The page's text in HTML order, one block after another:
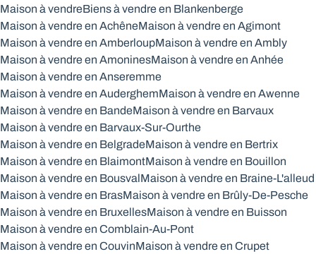
Maison à vendreBiens à vendre en Blankenberge
Maison à vendre en AchêneMaison à vendre en Agimont
Maison à vendre en AmberloupMaison à vendre en Ambly
Maison à vendre en AmoninesMaison à vendre en Anhée
Maison à vendre en Anseremme
Maison à vendre en AuderghemMaison à vendre en Awenne
Maison à vendre en BandeMaison à vendre en Barvaux
Maison à vendre en Barvaux-Sur-Ourthe
Maison à vendre en BelgradeMaison à vendre en Bertrix
Maison à vendre en BlaimontMaison à vendre en Bouillon
Maison à vendre en BousvalMaison à vendre en Braine-L'alleud
Maison à vendre en BrasMaison à vendre en Brûly-De-Pesche
Maison à vendre en BruxellesMaison à vendre en Buisson
Maison à vendre en Comblain-Au-Pont
Maison à vendre en CouvinMaison à vendre en Crupet